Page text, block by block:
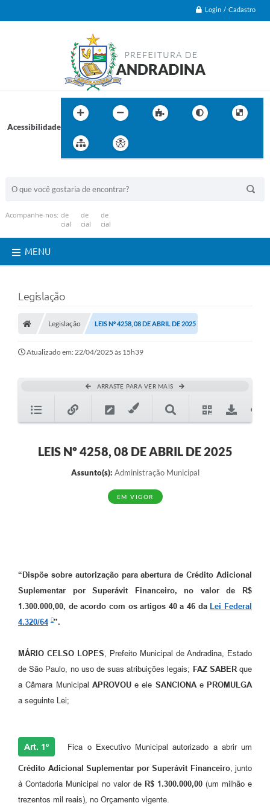
Login / Cadastro
Acessibilidade
Acompanhe-nos:
MENU
Legislação
Legislação LEIS Nº 4258, 08 DE ABRIL DE 2025
Atualizado em: 22/04/2025 às 15h39
ARRASTE PARA VER MAIS
LEIS Nº 4258, 08 DE ABRIL DE 2025
Assunto(s): Administração Municipal
EM VIGOR
“ Dispõe sobre autorização para abertura de Crédito Adicional
Suplementar por Superávit Financeiro, no valor de R$
1.300.000,00, de acordo com os artigos 40 a 46 da
Lei Federal
4.320/64 ”.
MÁRIO CELSO LOPES, Prefeito Municipal de Andradina, Estado
de São Paulo, no uso de suas atribuições legais; FAZ SABERque
a Câmara Municipal APROVOUe ele SANCIONAe PROMULGA
a seguinte Lei;
Art. 1º Fica o Executivo Municipal autorizado a abrir um
Crédito Adicional Suplementar por Superávit Financeiro, junto
à Contadoria Municipal no valor de R$ 1.300.000,00 (um milhão e
trezentos mil reais), no Orçamento vigente.